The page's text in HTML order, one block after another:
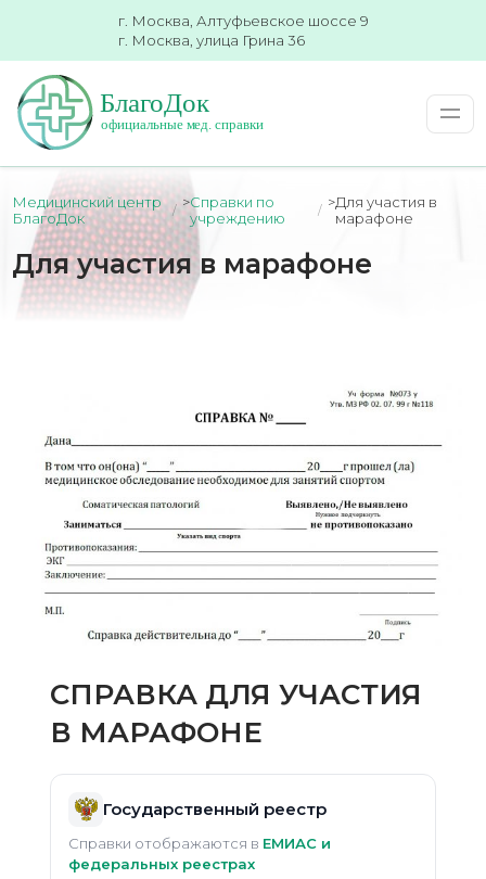
г. Москва, Алтуфьевское шоссе 9
г. Москва, улица Грина 36
Медицинский центр
БлагоДок
>Справки по
учреждению
>Для участия в
марафоне
Для участия в марафоне
СПРАВКА ДЛЯ УЧАСТИЯ
В МАРАФОНЕ
Государственный реестр
Справки отображаются в ЕМИАС и
федеральных реестрах